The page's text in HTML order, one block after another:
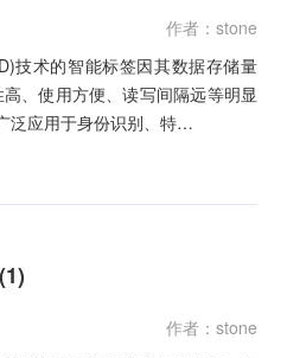
作者：stone
技术的智能标签因其数据存储量
、使用方便、读写间隔远等明显
泛应用于身份识别、特…
作者：stone